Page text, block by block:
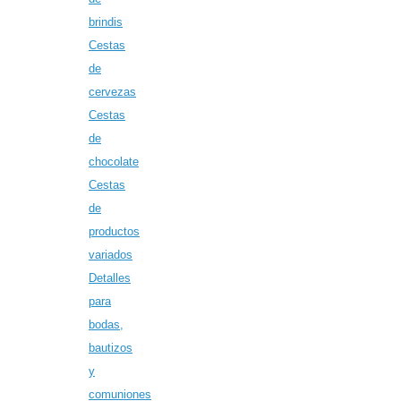
brindis
Cestas
de
cervezas
Cestas
de
chocolate
Cestas
de
productos
variados
Detalles
para
bodas,
bautizos
y
comuniones